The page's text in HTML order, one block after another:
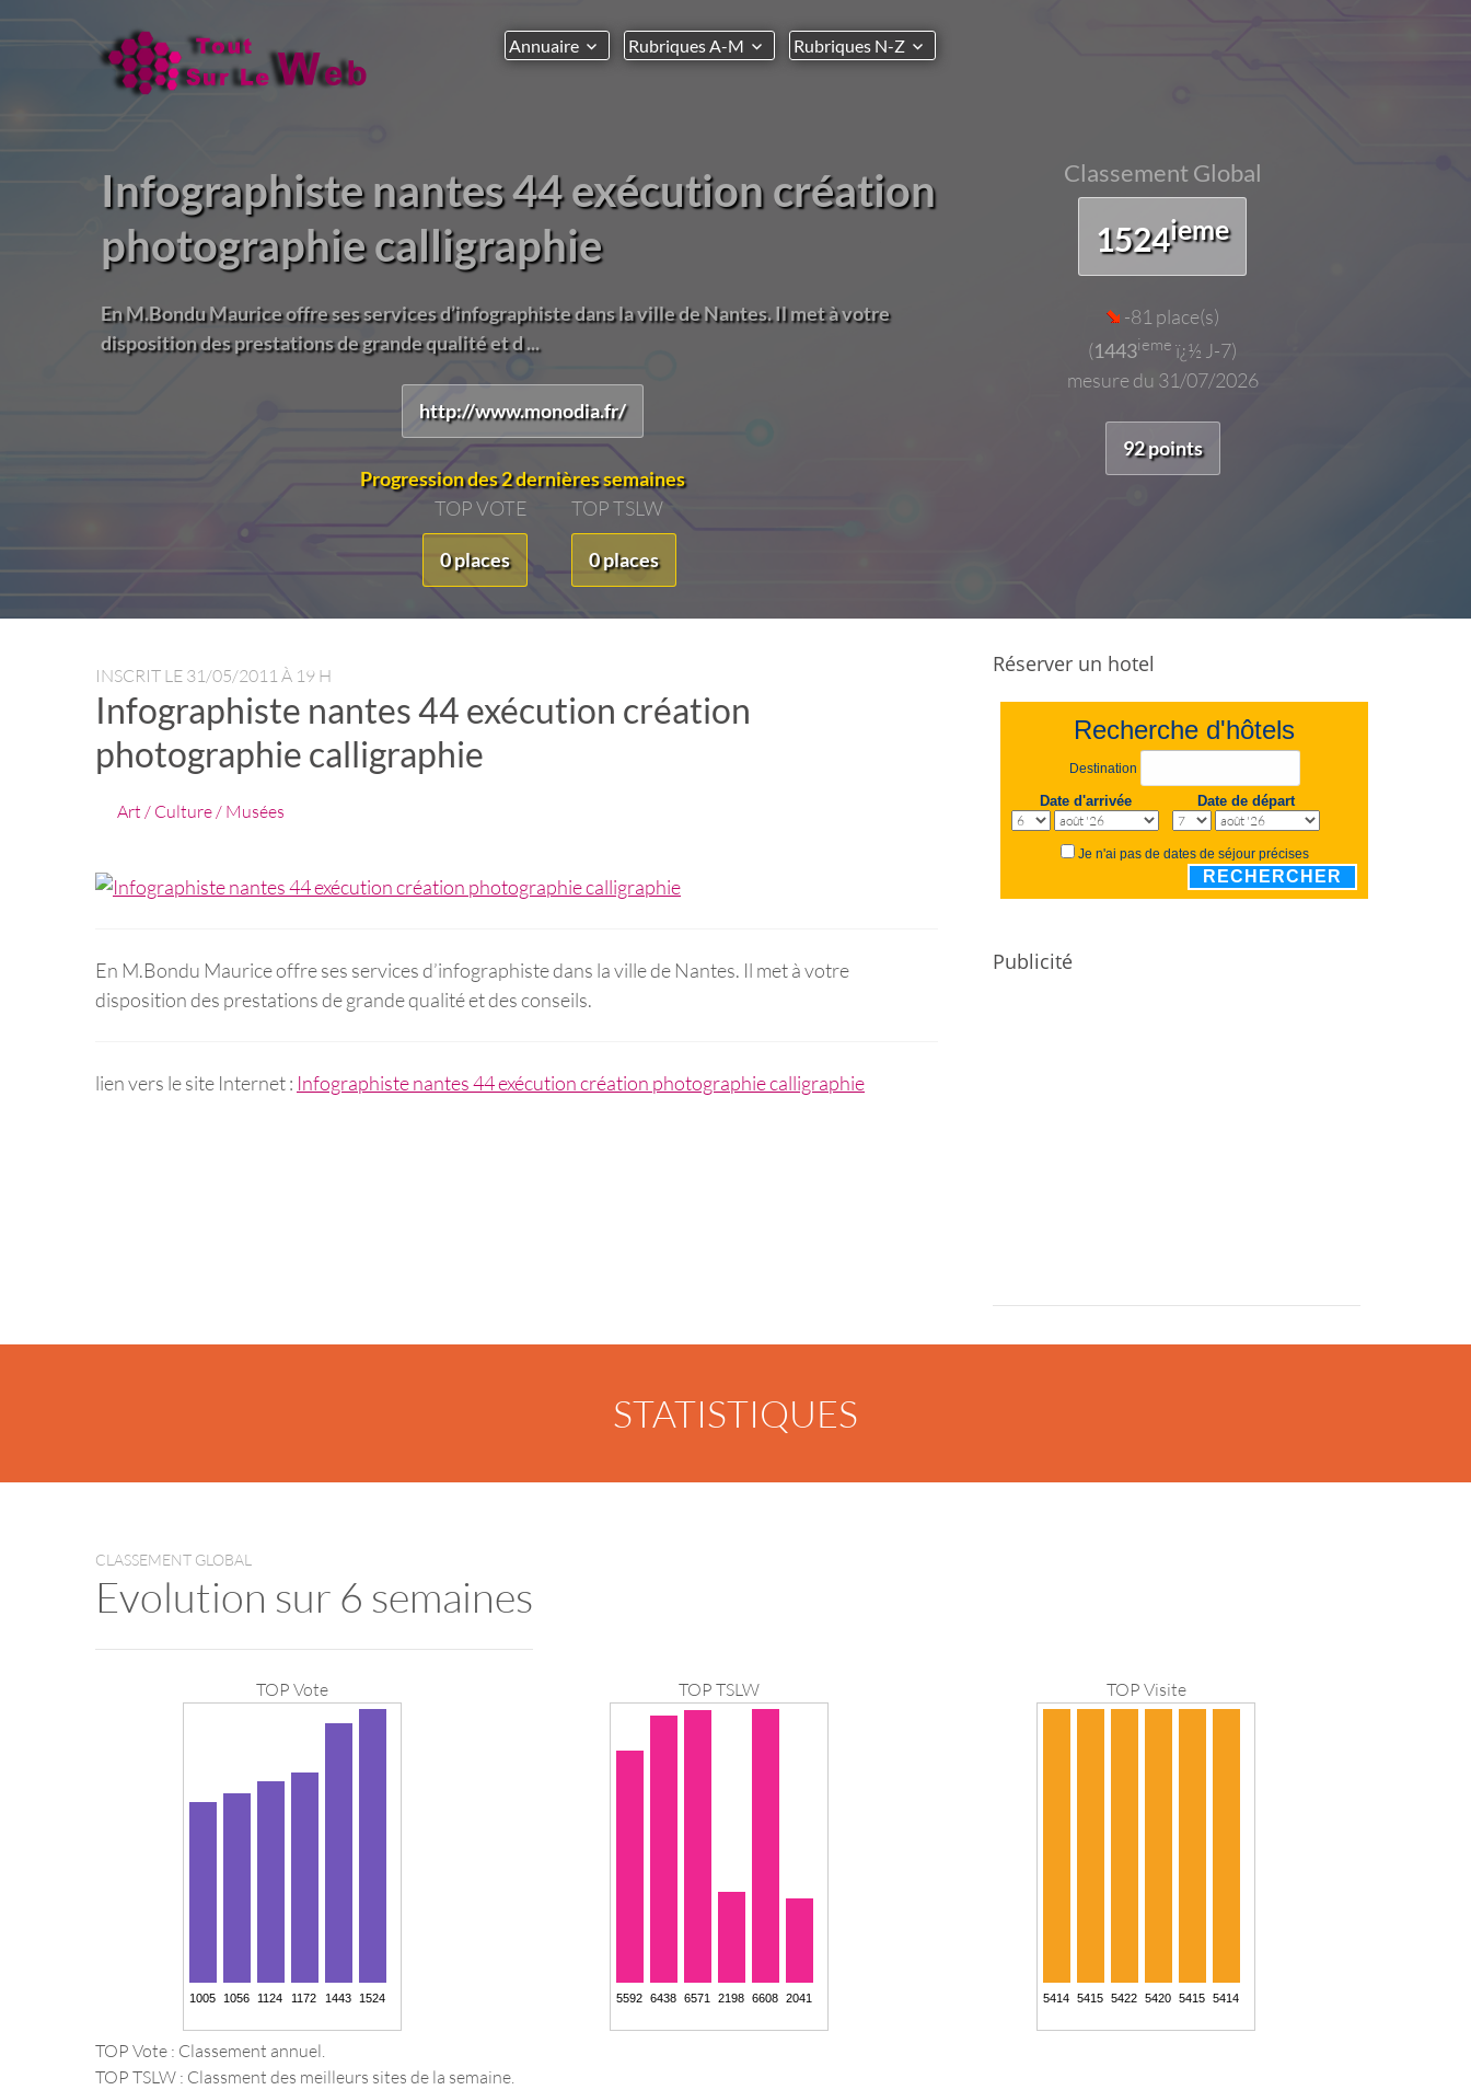
Annuaire Rubriques A-M Rubriques N-Z
Infographiste nantes 44 exécution création
photographie calligraphie
En M.Bondu Maurice offre ses services d’infographiste dans la ville de Nantes. Il met à votre
disposition des prestations de grande qualité et d ...
http://www.monodia.fr/
Progression des 2 dernières semaines
TOP VOTE
0 places
TOP TSLW
0 places
Classement Global
1524ieme
-81 place(s)
(1443ieme ï¿½ J-7)
mesure du 31/07/2026
92 points
INSCRIT LE 31/05/2011 À 19 H
Infographiste nantes 44 exécution création
photographie calligraphie
Art / Culture / Musées
En M.Bondu Maurice offre ses services d’infographiste dans la ville de Nantes. Il met à votre
disposition des prestations de grande qualité et des conseils.
lien vers le site Internet : Infographiste nantes 44 exécution création photographie calligraphie
Réserver un hotel
Recherche d'hôtels
Destination
Date d'arrivée Date de départ
Je n'ai pas de dates de séjour précises
RECHERCHER
Publicité
STATISTIQUES
CLASSEMENT GLOBAL
Evolution sur 6 semaines
TOP Vote TOP TSLW TOP Visite
TOP Vote : Classement annuel.
TOP TSLW : Classment des meilleurs sites de la semaine.